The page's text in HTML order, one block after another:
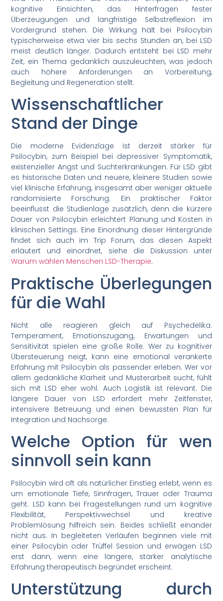
kognitive Einsichten, das Hinterfragen fester
Überzeugungen und langfristige Selbstreflexion im
Vordergrund stehen. Die Wirkung hält bei Psilocybin
typischerweise etwa vier bis sechs Stunden an, bei LSD
meist deutlich länger. Dadurch entsteht bei LSD mehr
Zeit, ein Thema gedanklich auszuleuchten, was jedoch
auch höhere Anforderungen an Vorbereitung,
Begleitung und Regeneration stellt.
Wissenschaftlicher
Stand der Dinge
Die moderne Evidenzlage ist derzeit stärker für
Psilocybin, zum Beispiel bei depressiver Symptomatik,
existenzieller Angst und Suchterkrankungen. Für LSD gibt
es historische Daten und neuere, kleinere Studien sowie
viel klinische Erfahrung, insgesamt aber weniger aktuelle
randomisierte Forschung. Ein praktischer Faktor
beeinflusst die Studienlage zusätzlich, denn die kürzere
Dauer von Psilocybin erleichtert Planung und Kosten in
klinischen Settings. Eine Einordnung dieser Hintergründe
findet sich auch im Trip Forum, das diesen Aspekt
erläutert und einordnet, siehe die Diskussion unter
Warum wählen Menschen LSD-Therapie.
Praktische Überlegungen
für die Wahl
Nicht alle reagieren gleich auf Psychedelika.
Temperament, Emotionszugang, Erwartungen und
Sensitivität spielen eine große Rolle. Wer zu kognitiver
Übersteuerung neigt, kann eine emotional verankerte
Erfahrung mit Psilocybin als passender erleben. Wer vor
allem gedankliche Klarheit und Musterarbeit sucht, fühlt
sich mit LSD eher wohl. Auch Logistik ist relevant. Die
längere Dauer von LSD erfordert mehr Zeitfenster,
intensivere Betreuung und einen bewussten Plan für
Integration und Nachsorge.
Welche Option für wen
sinnvoll sein kann
Psilocybin wird oft als natürlicher Einstieg erlebt, wenn es
um emotionale Tiefe, Sinnfragen, Trauer oder Trauma
geht. LSD kann bei Fragestellungen rund um kognitive
Flexibilität, Perspektivwechsel und kreative
Problemlösung hilfreich sein. Beides schließt einander
nicht aus. In begleiteten Verläufen beginnen viele mit
einer Psilocybin oder Trüffel Session und erwägen LSD
erst dann, wenn eine längere, stärker analytische
Erfahrung therapeutisch begründet erscheint.
Unterstützung durch